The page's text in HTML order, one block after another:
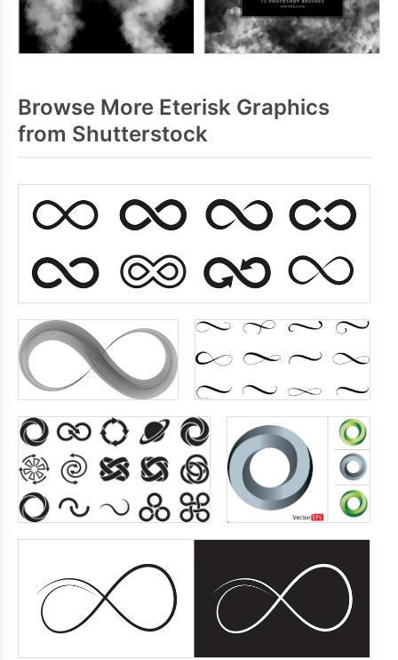
Browse More Eterisk Graphics
from Shutterstock